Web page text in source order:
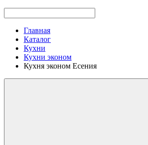
Главная
Каталог
Кухни
Кухни эконом
Кухня эконом Есения